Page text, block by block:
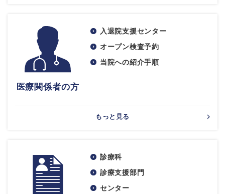
医療関係者の方
入退院支援センター
オープン検査予約
当院への紹介手順
もっと見る
診療科
診療支援部門
センター